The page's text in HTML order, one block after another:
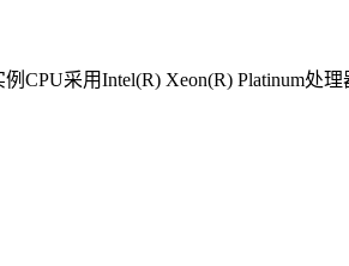
CPU采用Intel(R) Xeon(R) Platinum处